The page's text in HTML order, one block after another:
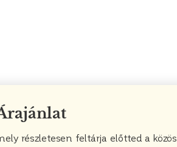
részletesen feltárja előtted a közös